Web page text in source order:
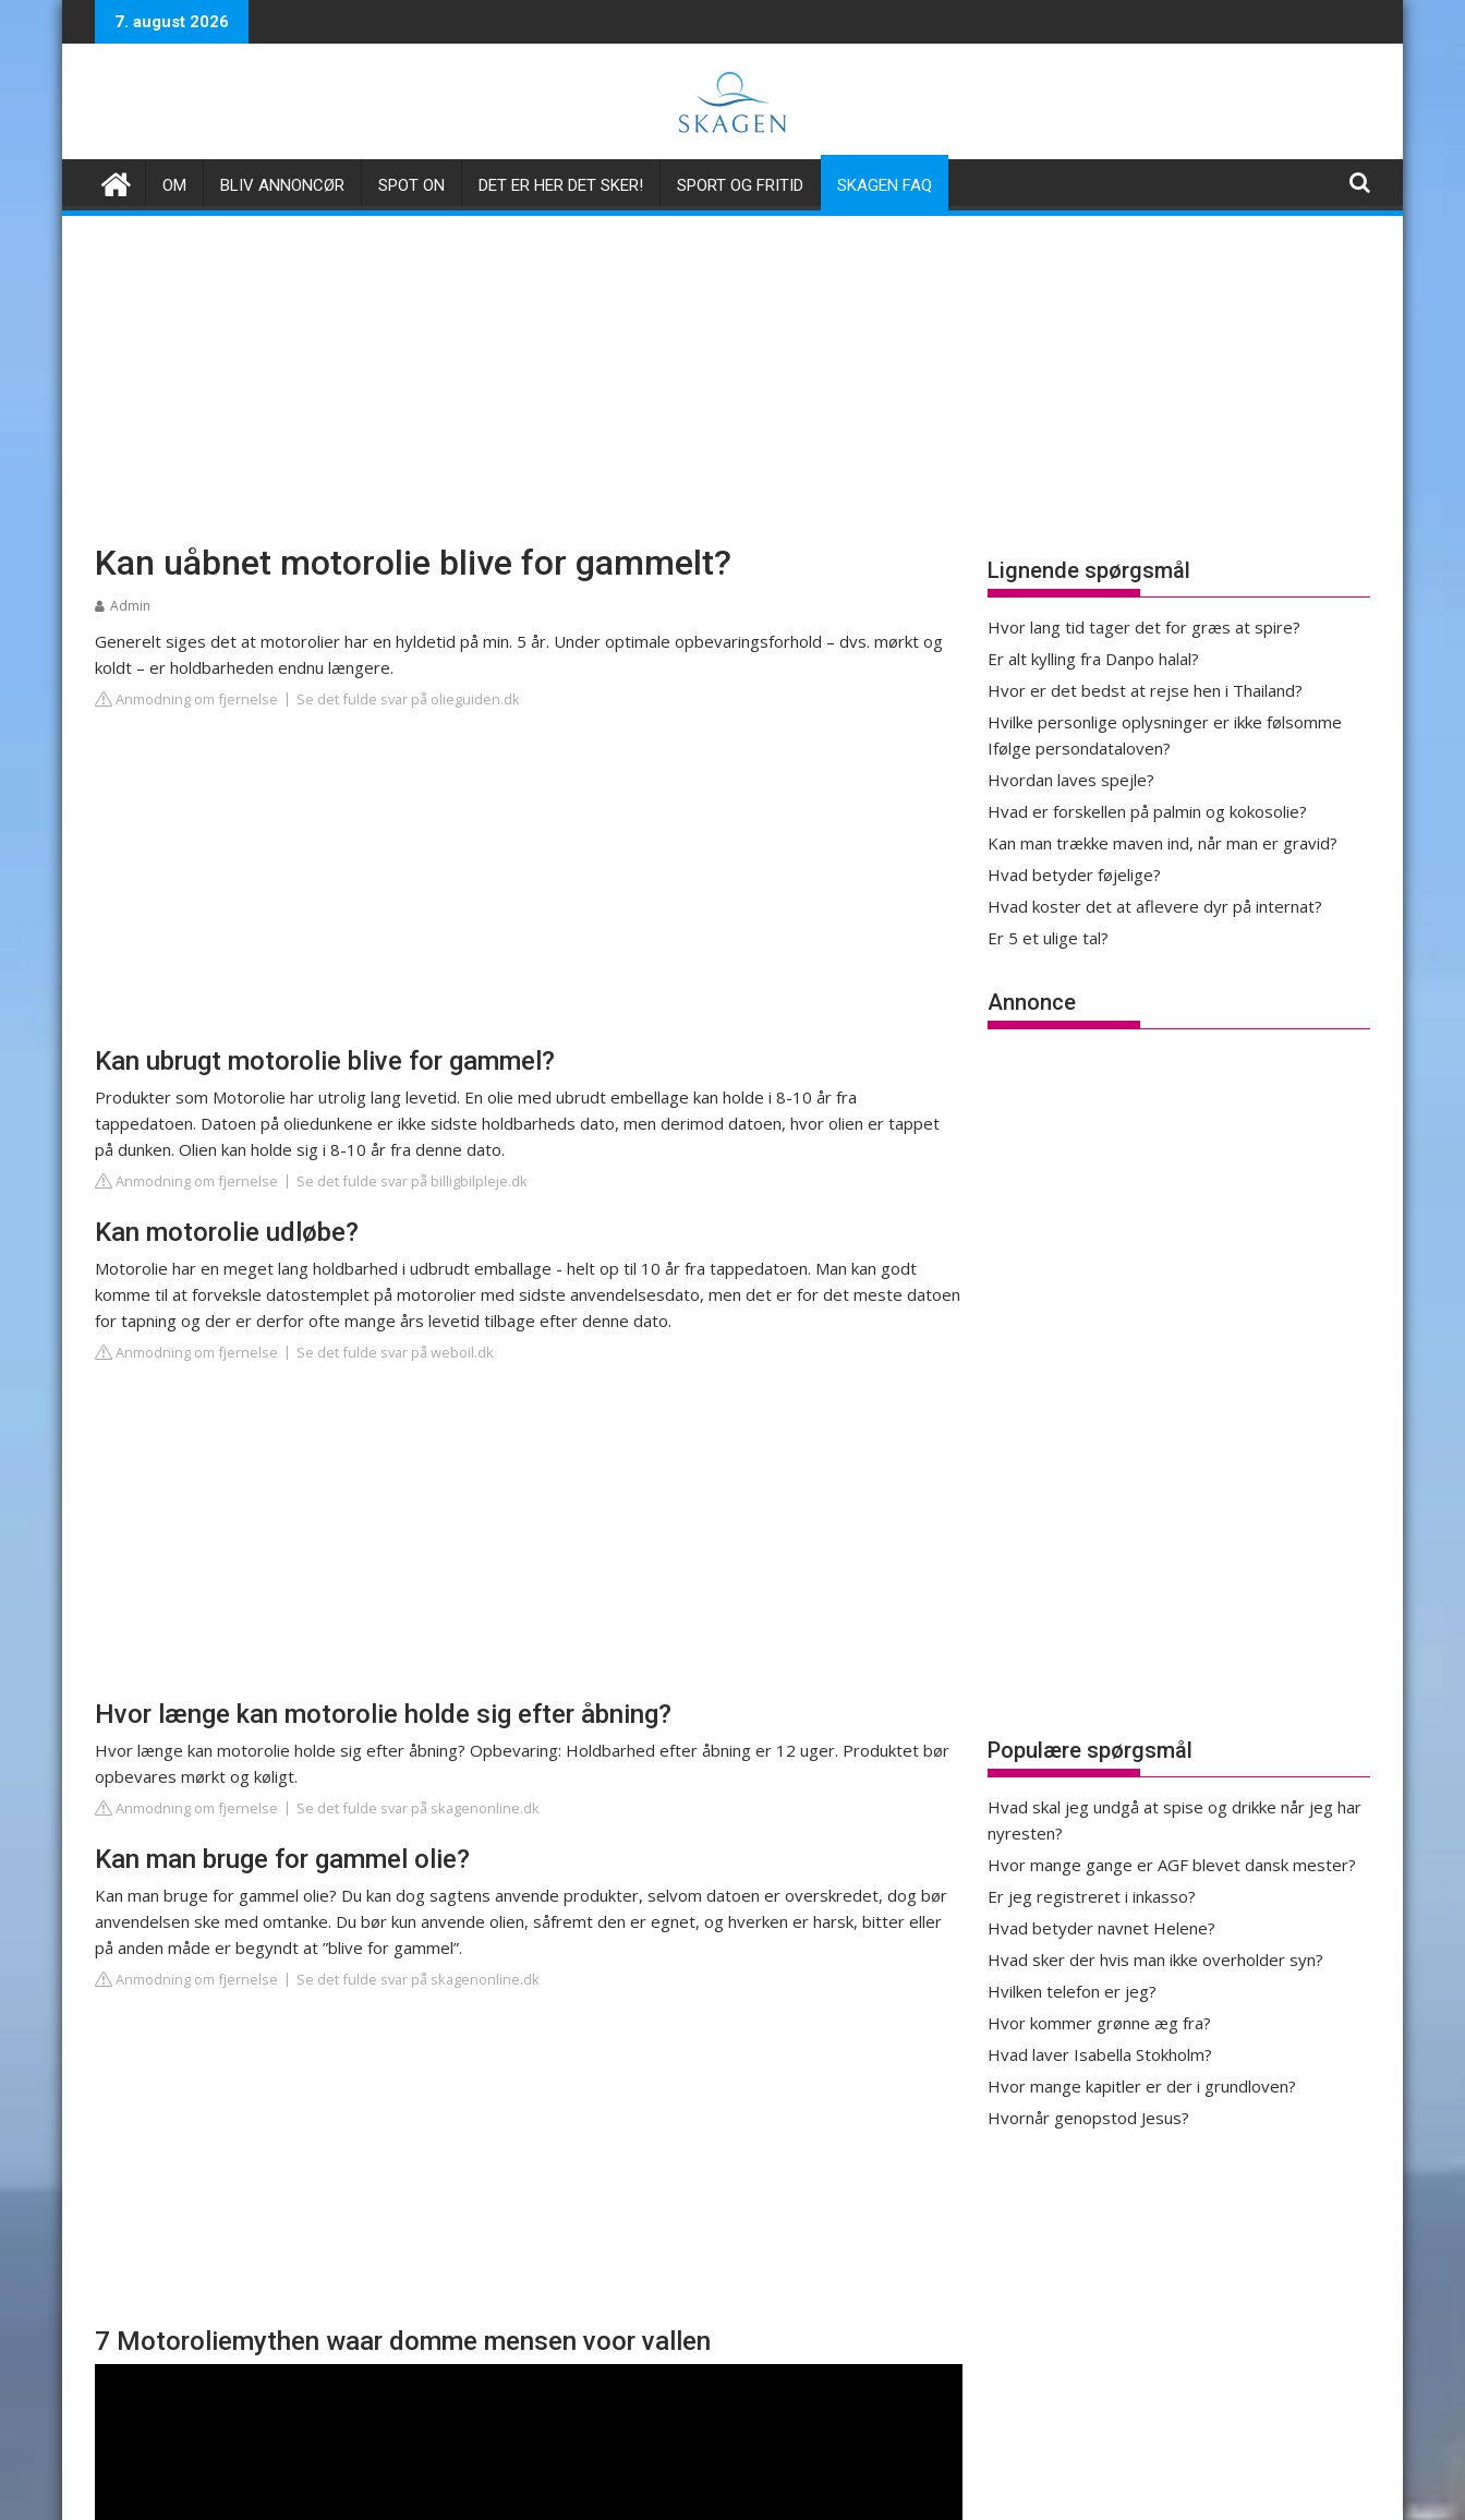
to
7. august 2026
OM BLIV ANNONCØR SPOT ON DET ER HER DET SKER! SPORT OG FRITID SKAGEN FAQ
Kan uåbnet motorolie blive for gammelt?
Admin
Generelt siges det at motorolier har en hyldetid på min. 5 år. Under optimale opbevaringsforhold – dvs. mørkt og
koldt – er holdbarheden endnu længere.
Anmodning om fjernelse Se det fulde svar på olieguiden.dk
Kan ubrugt motorolie blive for gammel?
Produkter som Motorolie har utrolig lang levetid. En olie med ubrudt embellage kan holde i 8-10 år fra
tappedatoen. Datoen på oliedunkene er ikke sidste holdbarheds dato, men derimod datoen, hvor olien er tappet
på dunken. Olien kan holde sig i 8-10 år fra denne dato.
Anmodning om fjernelse Se det fulde svar på billigbilpleje.dk
Kan motorolie udløbe?
Motorolie har en meget lang holdbarhed i udbrudt emballage - helt op til 10 år fra tappedatoen. Man kan godt
komme til at forveksle datostemplet på motorolier med sidste anvendelsesdato, men det er for det meste datoen
for tapning og der er derfor ofte mange års levetid tilbage efter denne dato.
Anmodning om fjernelse Se det fulde svar på weboil.dk
Hvor længe kan motorolie holde sig efter åbning?
Hvor længe kan motorolie holde sig efter åbning? Opbevaring: Holdbarhed efter åbning er 12 uger. Produktet bør
opbevares mørkt og køligt.
Anmodning om fjernelse Se det fulde svar på skagenonline.dk
Kan man bruge for gammel olie?
Kan man bruge for gammel olie? Du kan dog sagtens anvende produkter, selvom datoen er overskredet, dog bør
anvendelsen ske med omtanke. Du bør kun anvende olien, såfremt den er egnet, og hverken er harsk, bitter eller
på anden måde er begyndt at ”blive for gammel”.
Anmodning om fjernelse Se det fulde svar på skagenonline.dk
7 Motoroliemythen waar domme mensen voor vallen
Lignende spørgsmål
Hvor lang tid tager det for græs at spire?
Er alt kylling fra Danpo halal?
Hvor er det bedst at rejse hen i Thailand?
Hvilke personlige oplysninger er ikke følsomme
Ifølge persondataloven?
Hvordan laves spejle?
Hvad er forskellen på palmin og kokosolie?
Kan man trække maven ind, når man er gravid?
Hvad betyder føjelige?
Hvad koster det at aflevere dyr på internat?
Er 5 et ulige tal?
Annonce
Populære spørgsmål
Hvad skal jeg undgå at spise og drikke når jeg har
nyresten?
Hvor mange gange er AGF blevet dansk mester?
Er jeg registreret i inkasso?
Hvad betyder navnet Helene?
Hvad sker der hvis man ikke overholder syn?
Hvilken telefon er jeg?
Hvor kommer grønne æg fra?
Hvad laver Isabella Stokholm?
Hvor mange kapitler er der i grundloven?
Hvornår genopstod Jesus?